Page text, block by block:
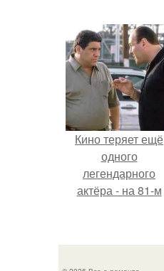
Кино теряет ещё
одного
легендарного
актёра - на 81-м